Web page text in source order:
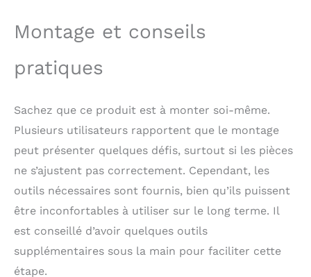
côtés de la planche
être réglée de 20 à 57
cm. En conjonction
avec le tobogan
jouets formeront un
parcours d'obstacles.
Les jouets sont
l'environnement et sans
danger pour l'enfant -
Montage et conseils
pratiques
Sachez que ce produit est à monter soi-même.
Plusieurs utilisateurs rapportent que le montage
peut présenter quelques défis, surtout si les pièces
ne s’ajustent pas correctement. Cependant, les
outils nécessaires sont fournis, bien qu’ils puissent
être inconfortables à utiliser sur le long terme. Il
est conseillé d’avoir quelques outils
supplémentaires sous la main pour faciliter cette
étape.